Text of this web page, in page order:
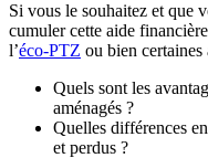
Si vous le souhaitez et que
cumuler cette aide
l’éco-PTZ ou bien certaines
Quels sont les
aménagés ?
Quelles différences
et perdus ?